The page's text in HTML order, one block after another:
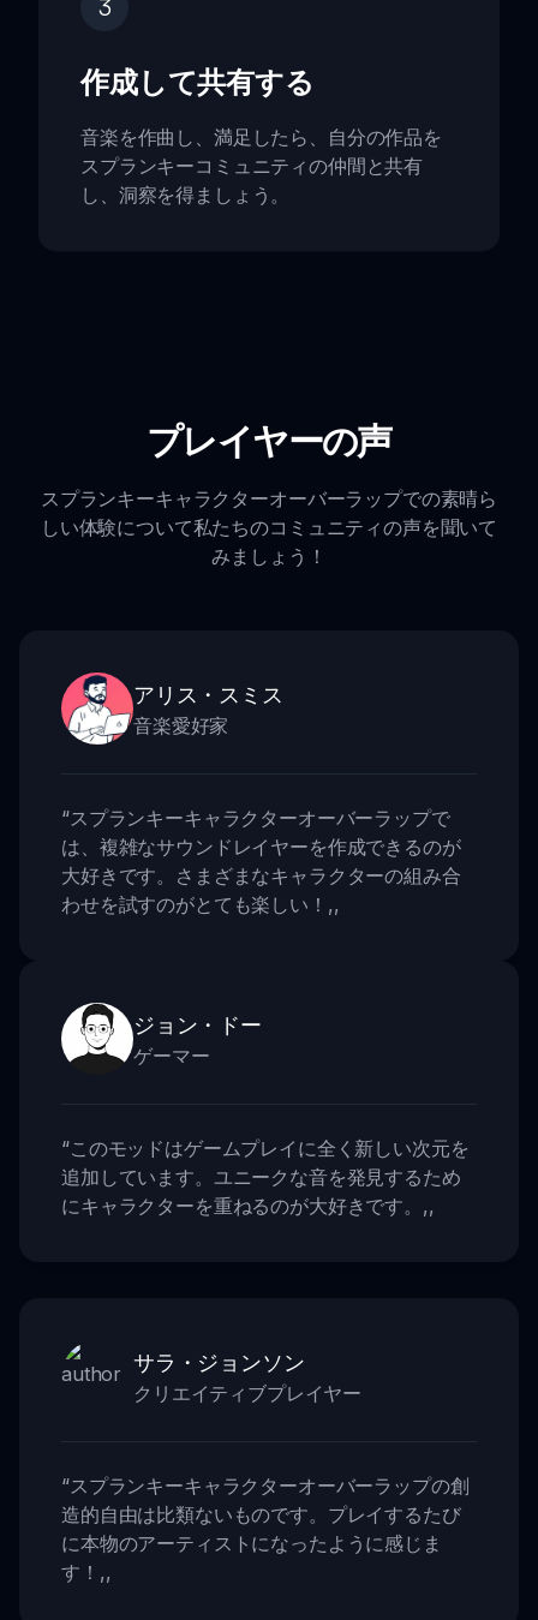
3
作成して共有する
音楽を作曲し、満足したら、自分の作品を
スプランキーコミュニティの仲間と共有
し、洞察を得ましょう。
プレイヤーの声
スプランキーキャラクターオーバーラップでの素晴ら
しい体験について私たちのコミュニティの声を聞いて
みましょう！
アリス・スミス
音楽愛好家
“スプランキーキャラクターオーバーラップで
は、複雑なサウンドレイヤーを作成できるのが
大好きです。さまざまなキャラクターの組み合
わせを試すのがとても楽しい！ ,,
ジョン・ドー
ゲーマー
“このモッドはゲームプレイに全く新しい次元を
追加しています。ユニークな音を発見するため
にキャラクターを重ねるのが大好きです。 ,,
サラ・ジョンソン
クリエイティブプレイヤー
“スプランキーキャラクターオーバーラップの創
造的自由は比類ないものです。プレイするたび
に本物のアーティストになったように感じま
す！ ,,